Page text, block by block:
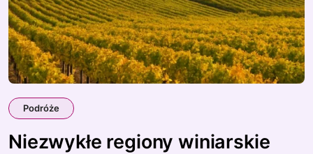
Podróże
Niezwykłe regiony winiarskie